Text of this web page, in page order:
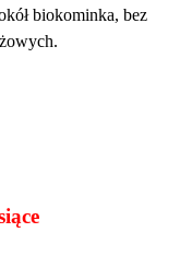
biokominka, bez